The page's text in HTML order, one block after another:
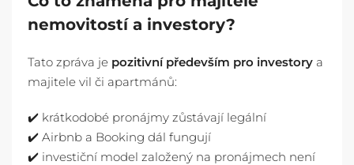
nemovitostí a investory?
Tato zpráva je pozitivní především pro investory a
majitele vil či apartmánů:
✔️ krátkodobé pronájmy zůstávají legální
✔️ Airbnb a Booking dál fungují
✔️ investiční model založený na pronájmech není